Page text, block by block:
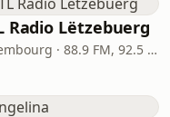
Radio Lëtzebuerg
Luxembourg · 88.9 FM, 92.5 FM